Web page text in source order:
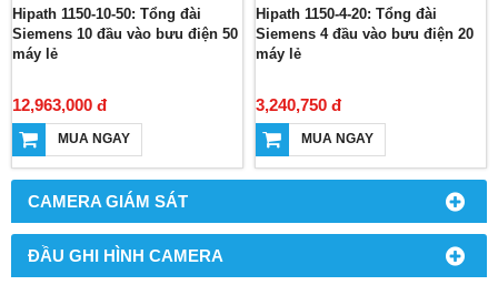
CAMERA GIÁM SÁT
ĐẦU GHI HÌNH CAMERA
Hipath 1150-10-50: Tổng đài
Siemens 10 đầu vào bưu điện 50
máy lẻ
12,963,000 đ
MUA NGAY
Hipath 1150-4-20: Tổng đài
Siemens 4 đầu vào bưu điện 20
máy lẻ
3,240,750 đ
MUA NGAY